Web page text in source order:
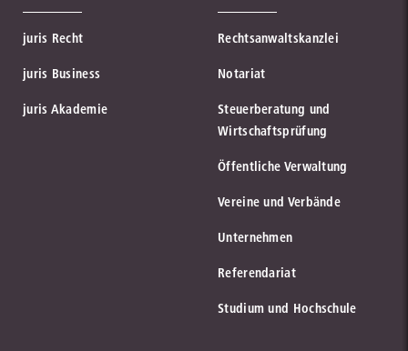
juris Recht
juris Business
juris Akademie
Rechtsanwaltskanzlei
Notariat
Steuerberatung und
Wirtschaftsprüfung
Öffentliche Verwaltung
Vereine und Verbände
Unternehmen
Referendariat
Studium und Hochschule